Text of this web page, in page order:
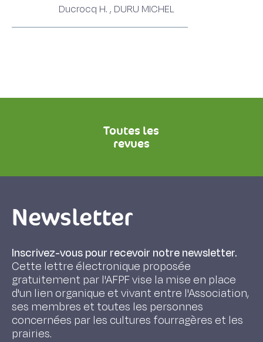
Ducrocq H. , DURU MICHEL
Toutes les
revues
Newsletter
Inscrivez-vous pour recevoir notre newsletter.
Cette lettre électronique proposée
gratuitement par l'AFPF vise la mise en place
d'un lien organique et vivant entre l'Association,
ses membres et toutes les personnes
concernées par les cultures fourragères et les
prairies.